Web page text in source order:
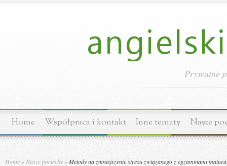
Prywatne
Home Współpraca i kontakt Inne tematy Nasze
Home » Nasze pociechy »Metody na zmniejszenie stresu związanego z egzaminami